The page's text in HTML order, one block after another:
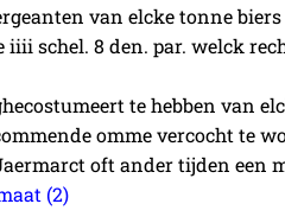
van elcke tonne
iiii schel. 8 den. par. welck
te hebben van
omme vercocht te
oft ander tijden een
(2)